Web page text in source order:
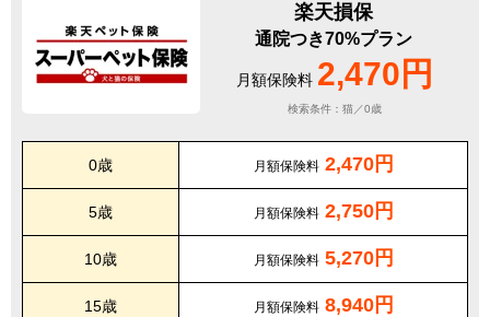
楽天損保
通院つき70%プラン
月額保険料 2,470円
検索条件：猫／0歳
0歳 月額保険料 2,470円
5歳 月額保険料 2,750円
10歳 月額保険料 5,270円
15歳 月額保険料 8,940円